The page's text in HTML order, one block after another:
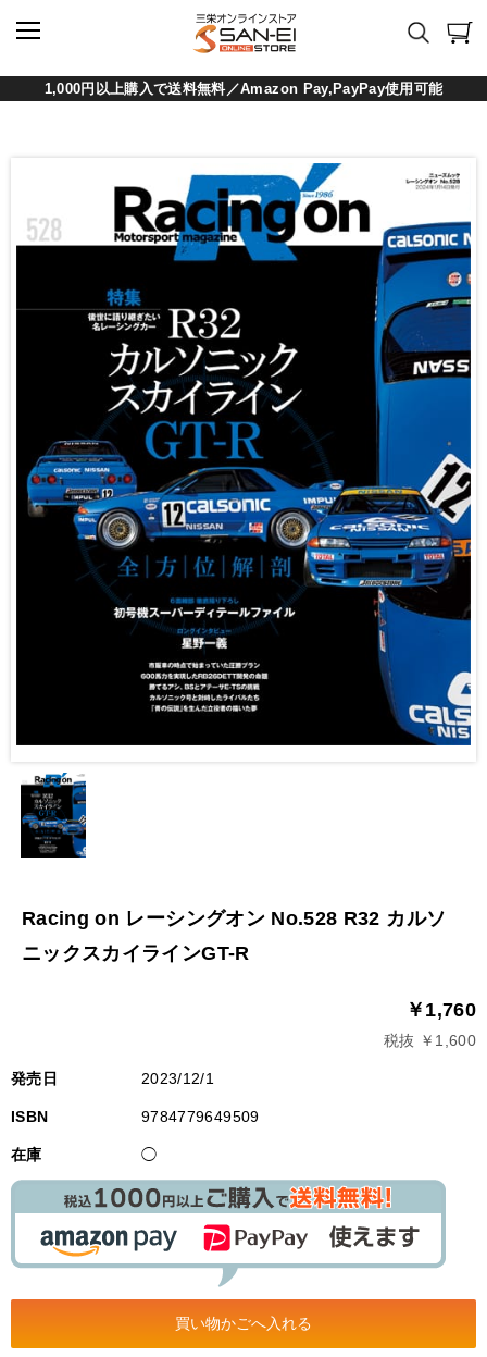
1,000円以上購入で送料無料／Amazon Pay,PayPay使用可能
Racing on レーシングオン No.528 R32 カルソ
ニックスカイラインGT-R
￥1,760
税抜 ￥1,600
発売日 2023/12/1
ISBN 9784779649509
在庫 ◯